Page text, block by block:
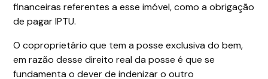
financeiras referentes a esse imóvel, como a obrigação
de pagar IPTU.
O coproprietário que tem a posse exclusiva do bem,
em razão desse direito real da posse é que se
fundamenta o dever de indenizar o outro